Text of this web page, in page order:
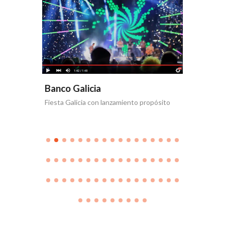
Banco Galicia
Fiesta Galicia con lanzamiento propósito